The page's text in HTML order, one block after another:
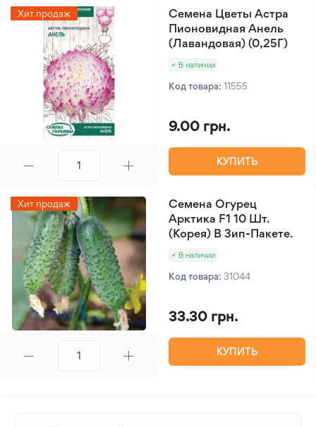
Хит продаж
Семена Цветы Астра
Пионовидная Анель
(Лавандовая) (0,25Г)
В наличии
Код товара: 11555
9.00 грн.
КУПИТЬ
Хит продаж
Семена Огурец
Арктика F1 10 Шт.
(Корея) В Зип-Пакете.
В наличии
Код товара: 31044
33.30 грн.
КУПИТЬ